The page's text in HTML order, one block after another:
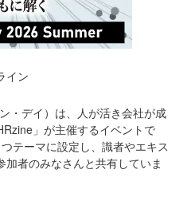
イン
・デイ）は、人が活き会社が成
」が主催するイベントで
テーマに設定し、識者やエキス
者のみなさんと共有していま